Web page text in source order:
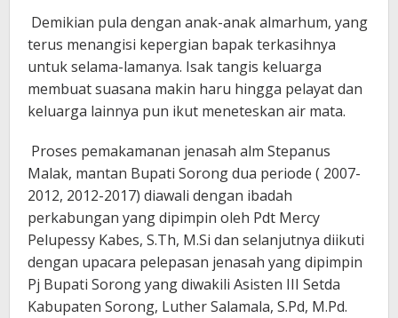
Demikian pula dengan anak-anak almarhum, yang
terus menangisi kepergian bapak terkasihnya
untuk selama-lamanya. Isak tangis keluarga
membuat suasana makin haru hingga pelayat dan
keluarga lainnya pun ikut meneteskan air mata.
Proses pemakamanan jenasah alm Stepanus
Malak, mantan Bupati Sorong dua periode ( 2007-
2012, 2012-2017) diawali dengan ibadah
perkabungan yang dipimpin oleh Pdt Mercy
Pelupessy Kabes, S.Th, M.Si dan selanjutnya diikuti
dengan upacara pelepasan jenasah yang dipimpin
Pj Bupati Sorong yang diwakili Asisten III Setda
Kabupaten Sorong, Luther Salamala, S.Pd, M.Pd.